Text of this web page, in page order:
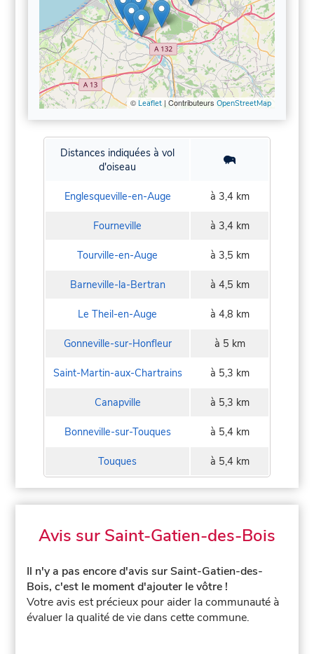
© Leaflet| Contributeurs OpenStreetMap
Distances indiquées à vol
d'oiseau
Englesqueville-en-Auge à 3,4 km
Fourneville à 3,4 km
Tourville-en-Auge à 3,5 km
Barneville-la-Bertran à 4,5 km
Le Theil-en-Auge à 4,8 km
Gonneville-sur-Honfleur à 5 km
Saint-Martin-aux-Chartrains à 5,3 km
Canapville à 5,3 km
Bonneville-sur-Touques à 5,4 km
Touques à 5,4 km
Avis sur Saint-Gatien-des-Bois
Il n'y a pas encore d'avis sur Saint-Gatien-des-
Bois, c'est le moment d'ajouter le vôtre !
Votre avis est précieux pour aider la communauté à
évaluer la qualité de vie dans cette commune.